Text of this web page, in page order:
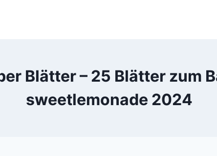
Blätter – 25 Blätter zum
sweetlemonade 2024